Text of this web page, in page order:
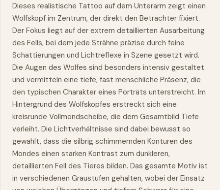
Dieses realistische Tattoo auf dem Unterarm zeigt einen
Wolfskopf im Zentrum, der direkt den Betrachter fixiert.
Der Fokus liegt auf der extrem detaillierten Ausarbeitung
des Fells, bei dem jede Strähne präzise durch feine
Schattierungen und Lichtreflexe in Szene gesetzt wird.
Die Augen des Wolfes sind besonders intensiv gestaltet
und vermitteln eine tiefe, fast menschliche Präsenz, die
den typischen Charakter eines Porträts unterstreicht. Im
Hintergrund des Wolfskopfes erstreckt sich eine
kreisrunde Vollmondscheibe, die dem Gesamtbild Tiefe
verleiht. Die Lichtverhältnisse sind dabei bewusst so
gewählt, dass die silbrig schimmernden Konturen des
Mondes einen starken Kontrast zum dunkleren,
detaillierten Fell des Tieres bilden. Das gesamte Motiv ist
in verschiedenen Graustufen gehalten, wobei der Einsatz